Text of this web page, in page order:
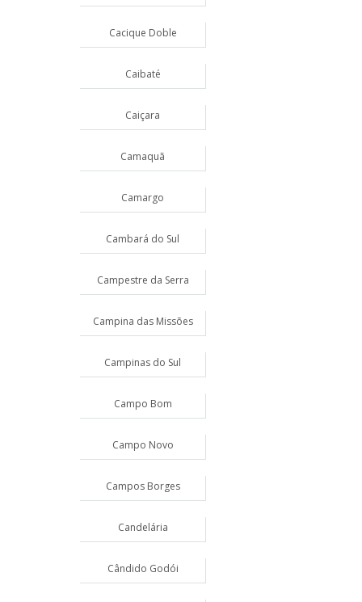
Cacique Doble
Caibaté
Caiçara
Camaquã
Camargo
Cambará do Sul
Campestre da Serra
Campina das Missões
Campinas do Sul
Campo Bom
Campo Novo
Campos Borges
Candelária
Cândido Godói